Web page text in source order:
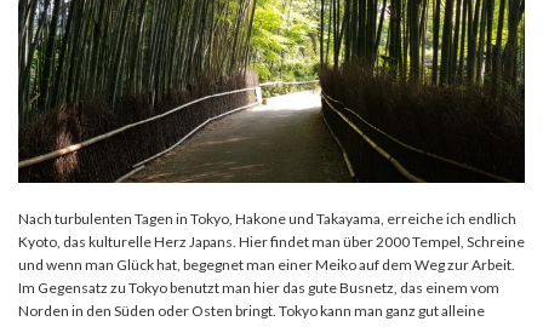
Nach turbulenten Tagen in Tokyo, Hakone und Takayama, erreiche ich endlich
Kyoto, das kulturelle Herz Japans. Hier findet man über 2000 Tempel, Schreine
und wenn man Glück hat, begegnet man einer Meiko auf dem Weg zur Arbeit.
Im Gegensatz zu Tokyo benutzt man hier das gute Busnetz, das einem vom
Norden in den Süden oder Osten bringt. Tokyo kann man ganz gut alleine